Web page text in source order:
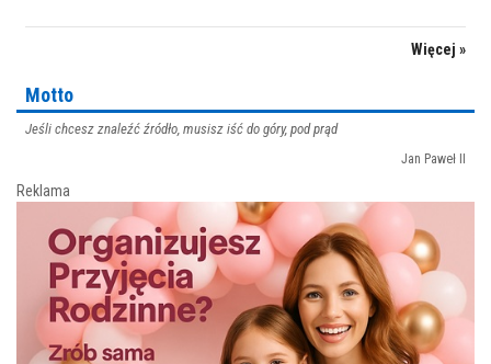
Więcej »
Motto
Jeśli chcesz znaleźć źródło, musisz iść do góry, pod prąd
Jan Paweł II
Reklama